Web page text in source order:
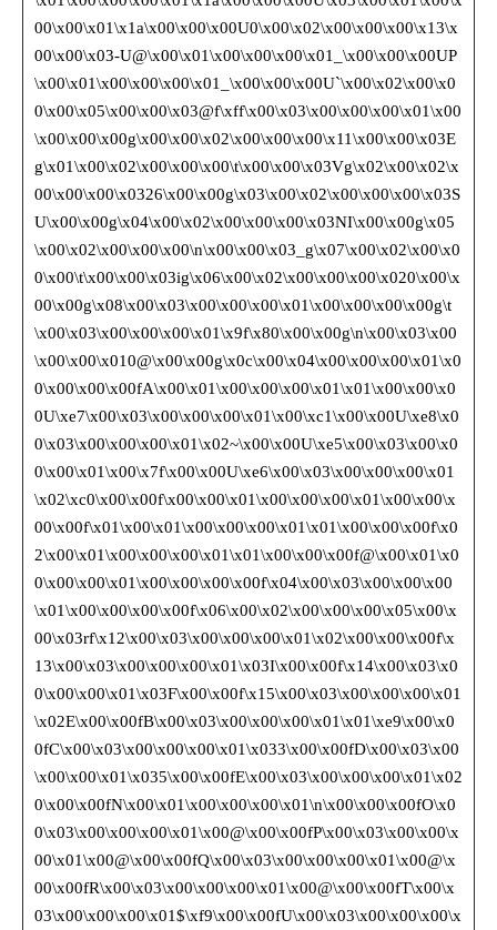
00\x00\x01\x1a\x00\x00\x00U0\x00\x02\x00\x00\x00\x13\x
00\x00\x03-U@\x00\x01\x00\x00\x00\x01_\x00\x00\x00UP
\x00\x01\x00\x00\x00\x01_\x00\x00\x00U`\x00\x02\x00\x0
0\x00\x05\x00\x00\x03@f\xff\x00\x03\x00\x00\x00\x01\x00
\x00\x00\x00g\x00\x00\x02\x00\x00\x00\x11\x00\x00\x03E
g\x01\x00\x02\x00\x00\x00\t\x00\x00\x03Vg\x02\x00\x02\x
00\x00\x00\x0326\x00\x00g\x03\x00\x02\x00\x00\x00\x03S
U\x00\x00g\x04\x00\x02\x00\x00\x00\x03NI\x00\x00g\x05
\x00\x02\x00\x00\x00\n\x00\x00\x03_g\x07\x00\x02\x00\x0
0\x00\t\x00\x00\x03ig\x06\x00\x02\x00\x00\x00\x020\x00\x
00\x00g\x08\x00\x03\x00\x00\x00\x01\x00\x00\x00\x00g\t
\x00\x03\x00\x00\x00\x01\x9f\x80\x00\x00g\n\x00\x03\x00
\x00\x00\x010@\x00\x00g\x0c\x00\x04\x00\x00\x00\x01\x0
0\x00\x00\x00fA\x00\x01\x00\x00\x00\x01\x01\x00\x00\x0
0U\xe7\x00\x03\x00\x00\x00\x01\x00\xc1\x00\x00U\xe8\x0
0\x03\x00\x00\x00\x01\x02~\x00\x00U\xe5\x00\x03\x00\x0
0\x00\x01\x00\x7f\x00\x00U\xe6\x00\x03\x00\x00\x00\x01
\x02\xc0\x00\x00f\x00\x00\x01\x00\x00\x00\x01\x00\x00\x
00\x00f\x01\x00\x01\x00\x00\x00\x01\x01\x00\x00\x00f\x0
2\x00\x01\x00\x00\x00\x01\x01\x00\x00\x00f@\x00\x01\x0
0\x00\x00\x01\x00\x00\x00\x00f\x04\x00\x03\x00\x00\x00
\x01\x00\x00\x00\x00f\x06\x00\x02\x00\x00\x00\x05\x00\x
00\x03rf\x12\x00\x03\x00\x00\x00\x01\x02\x00\x00\x00f\x
13\x00\x03\x00\x00\x00\x01\x03I\x00\x00f\x14\x00\x03\x0
0\x00\x00\x01\x03F\x00\x00f\x15\x00\x03\x00\x00\x00\x01
\x02E\x00\x00fB\x00\x03\x00\x00\x00\x01\x01\xe9\x00\x0
0fC\x00\x03\x00\x00\x00\x01\x033\x00\x00fD\x00\x03\x00
\x00\x00\x01\x035\x00\x00fE\x00\x03\x00\x00\x00\x01\x02
0\x00\x00fN\x00\x01\x00\x00\x00\x01\n\x00\x00\x00fO\x0
0\x03\x00\x00\x00\x01\x00@\x00\x00fP\x00\x03\x00\x00\x
00\x01\x00@\x00\x00fQ\x00\x03\x00\x00\x00\x01\x00@\x
00\x00fR\x00\x03\x00\x00\x00\x01\x00@\x00\x00fT\x00\x
03\x00\x00\x00\x01$\xf9\x00\x00fU\x00\x03\x00\x00\x00\x